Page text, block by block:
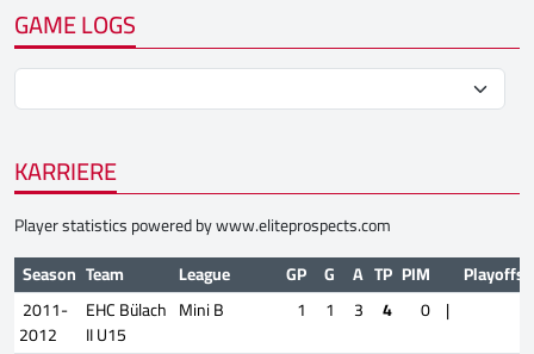
GAME LOGS
KARRIERE
Player statistics powered bywww.eliteprospects.com
Season Team League GP G A TP PIM
Playoffs
2011-
2012
EHC Bülach
II U15
Mini B 1 1 3 4 0 |